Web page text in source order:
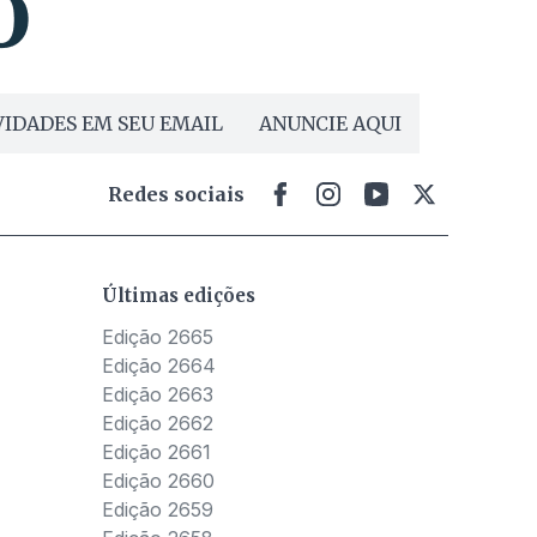
EM SEU EMAIL ANUNCIE AQUI
Redes sociais
Últimas edições
Edição 2665
Edição 2664
Edição 2663
Edição 2662
Edição 2661
Edição 2660
Edição 2659